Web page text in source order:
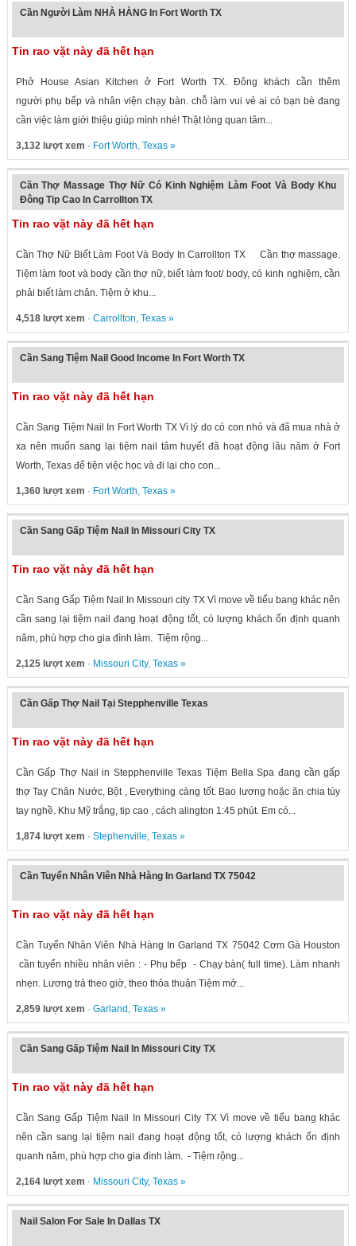
Cần Người Làm NHÀ HÀNG In Fort Worth TX
Tin rao vặt này đã hết hạn
Phở House Asian Kitchen ở Fort Worth TX. Đông khách cần thêm
người phụ bếp và nhân viện chạy bàn. chỗ làm vui vẻ ai có bạn bè đang
cần việc làm giới thiệu giúp mình nhé! Thật lòng quan tâm...
3,132 lượt xem · Fort Worth, Texas»
Cần Thợ Massage Thợ Nữ Có Kinh Nghiệm Làm Foot Và Body Khu
Đông Tip Cao In Carrollton TX
Tin rao vặt này đã hết hạn
Cần Thợ Nữ Biết Làm Foot Và Body In Carrollton TX Cần thợ massage.
Tiệm làm foot và body cần thợ nữ, biết làm foot/ body, có kinh nghiệm, cần
phải biết làm chân. Tiệm ở khu...
4,518 lượt xem · Carrollton, Texas»
Cần Sang Tiệm Nail Good Income In Fort Worth TX
Tin rao vặt này đã hết hạn
Cần Sang Tiệm Nail In Fort Worth TX Vì lý do có con nhỏ và đã mua nhà ở
xa nên muốn sang lại tiệm nail tâm huyết đã hoạt động lâu năm ở Fort
Worth, Texas để tiện việc học và đi lại cho con...
1,360 lượt xem · Fort Worth, Texas»
Cần Sang Gấp Tiệm Nail In Missouri City TX
Tin rao vặt này đã hết hạn
Cần Sang Gấp Tiệm Nail In Missouri city TX Vì move về tiểu bang khác nên
cần sang lại tiệm nail đang hoạt động tốt, có lượng khách ổn định quanh
năm, phù hợp cho gia đình làm. Tiệm rộng...
2,125 lượt xem · Missouri City, Texas»
Cần Gấp Thợ Nail Tại Stepphenville Texas
Tin rao vặt này đã hết hạn
Cần Gấp Thợ Nail in Stepphenville Texas Tiệm Bella Spa đang cần gấp
thợ Tay Chân Nước, Bột , Everything càng tốt. Bao lương hoặc ăn chia tùy
tay nghề. Khu Mỹ trắng, tip cao , cách alington 1:45 phút. Em có...
1,874 lượt xem · Stephenville, Texas»
Cần Tuyển Nhân Viên Nhà Hàng In Garland TX 75042
Tin rao vặt này đã hết hạn
Cần Tuyển Nhân Viên Nhà Hàng In Garland TX 75042 Cơm Gà Houston
cần tuyển nhiều nhân viên : - Phụ bếp - Chạy bàn( full time). Làm nhanh
nhẹn. Lương trả theo giờ, theo thỏa thuận Tiệm mở...
2,859 lượt xem · Garland , Texas»
Cần Sang Gấp Tiệm Nail In Missouri City TX
Tin rao vặt này đã hết hạn
Cần Sang Gấp Tiệm Nail In Missouri City TX Vì move về tiểu bang khác
nên cần sang lại tiệm nail đang hoạt động tốt, có lượng khách ổn định
quanh năm, phù hợp cho gia đình làm. - Tiệm rộng...
2,164 lượt xem · Missouri City, Texas»
Nail Salon For Sale In Dallas TX